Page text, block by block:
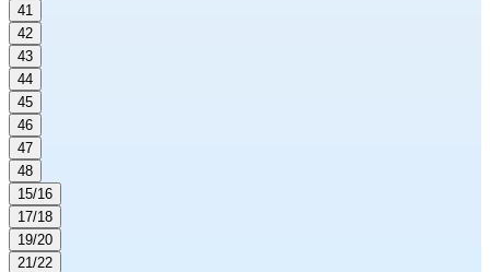
41
42
43
44
45
46
47
48
15/16
17/18
19/20
21/22